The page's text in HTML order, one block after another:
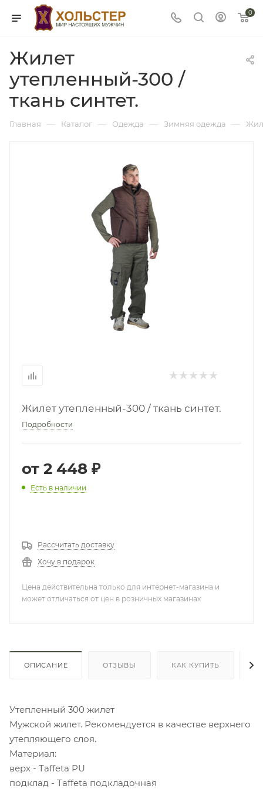
0
Жилет
утепленный-300 /
ткань синтет.
Главная — Каталог — Одежда — Зимняя одежда —
Жилет утепленный-300 / ткань синтет.
Подробности
от 2 448 ₽
Есть в наличии
Рассчитать доставку
Хочу в подарок
Цена действительна только для интернет-магазина и
может отличаться от цен в розничных магазинах
ОПИСАНИЕ ОТЗЫВЫ КАК КУПИТЬ
Утепленный 300 жилет
Мужской жилет. Рекомендуется в качестве верхнего
утепляющего слоя.
Материал:
верх - Taffeta PU
подклад - Taffeta подкладочная